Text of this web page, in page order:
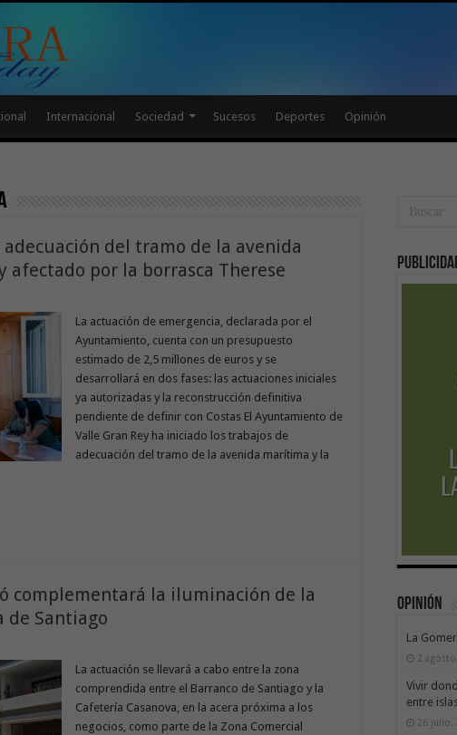
Internacional Sociedad Sucesos Deportes Opinión
del tramo de la avenida
afectado por la borrasca Therese
La actuación de emergencia, declarada por el
Ayuntamiento, cuenta con un presupuesto
estimado de 2,5 millones de euros y se
desarrollará en dos fases: las actuaciones iniciales
ya autorizadas y la reconstrucción definitiva
pendiente de definir con Costas El Ayuntamiento de
Valle Gran Rey ha iniciado los trabajos de
adecuación del tramo de la avenida marítima y la
complementará la iluminación de la
de Santiago
La actuación se llevará a cabo entre la zona
comprendida entre el Barranco de Santiago y la
Cafetería Casanova, en la acera próxima a los
negocios, como parte de la Zona Comercial
Opinión
La
2
Vivir
entre
26 julio,